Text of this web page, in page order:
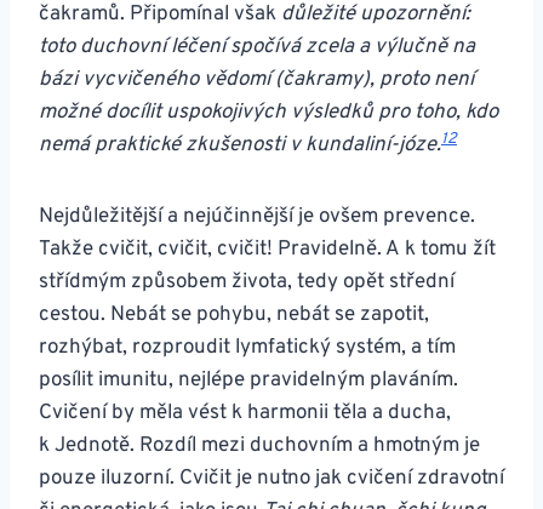
čakramů. Připomínal však důležité upozornění:
toto duchovní léčení spočívá zcela a výlučně na
bázi vycvičeného vědomí (čakramy), proto není
možné docílit uspokojivých výsledků pro toho, kdo
nemá praktické zkušenosti v kundaliní-józe.12
Nejdůležitější a nejúčinnější je ovšem prevence.
Takže cvičit, cvičit, cvičit! Pravidelně. A k tomu žít
střídmým způsobem života, tedy opět střední
cestou. Nebát se pohybu, nebát se zapotit,
rozhýbat, rozproudit lymfatický systém, a tím
posílit imunitu, nejlépe pravidelným plaváním.
Cvičení by měla vést k harmonii těla a ducha,
k Jednotě. Rozdíl mezi duchovním a hmotným je
pouze iluzorní. Cvičit je nutno jak cvičení zdravotní